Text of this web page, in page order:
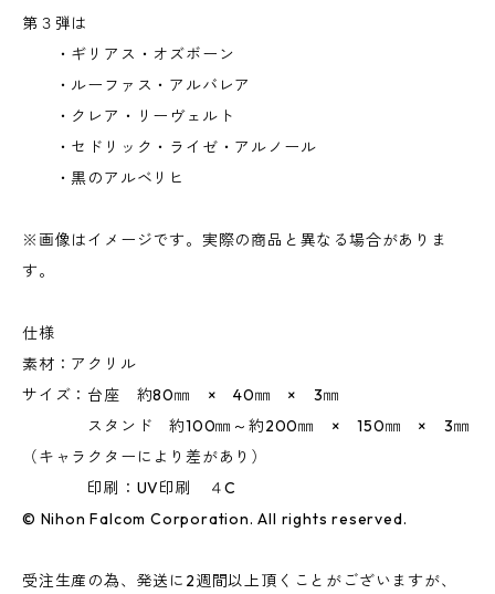
第３弾は
・ギリアス・オズボーン
・ルーファス・アルバレア
・クレア・リーヴェルト
・セドリック・ライゼ・アルノール
・黒のアルベリヒ
※画像はイメージです。実際の商品と異なる場合がありま
す。
仕様
素材：アクリル
サイズ：台座 約80㎜ × 40㎜ × 3㎜
スタンド 約100㎜～約200㎜ × 150㎜ × 3㎜
（キャラクターにより差があり）
印刷：UV印刷 ４C
© Nihon Falcom Corporation. All rights reserved.
受注生産の為、発送に2週間以上頂くことがございますが、